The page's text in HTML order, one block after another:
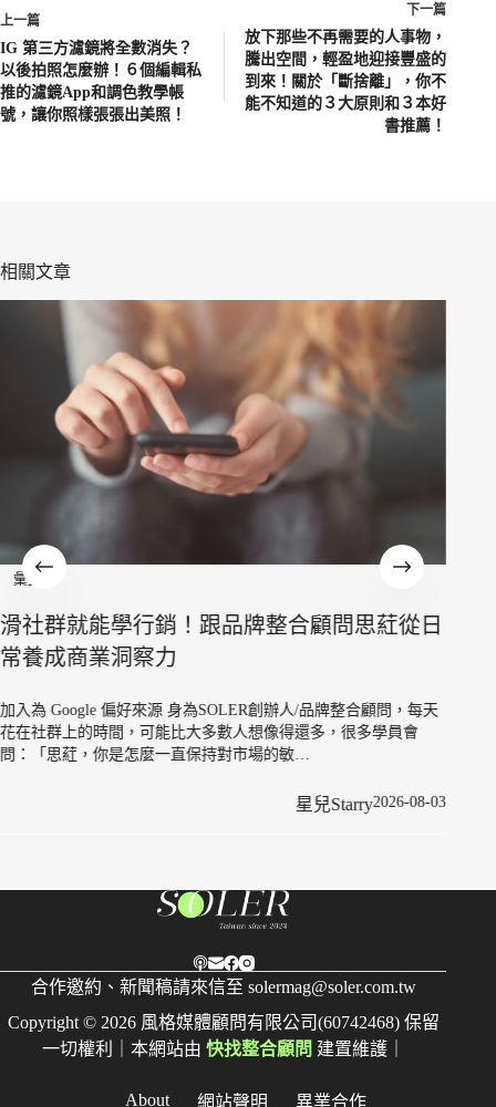
上一篇
IG 第三方濾鏡將全數消失？
以後拍照怎麼辦！６個編輯私
推的濾鏡App和調色教學帳
號，讓你照樣張張出美照！
下一篇
放下那些不再需要的人事物，
騰出空間，輕盈地迎接豐盛的
到來！關於「斷捨離」，你不
能不知道的３大原則和３本好
書推薦！
相關文章
學行銷！跟品牌整合顧問思葒從日
洞察力
偏好來源 身為SOLER創辦人/品牌整合顧問，每天
間，可能比大多數人想像得還多，很多學員會
你是怎麼一直保持對市場的敏…
2026-08-03
彙整
自由工作者
我們的人生與職涯
跳脫傳統朝九晚五
合作邀約、新聞稿請來信至 solermag@soler.com.tw
Copyright © 2026 風格媒體顧問有限公司(60742468) 保留
一切權利｜本網站由 快找整合顧問 建置維護｜
About 網站聲明 異業合作